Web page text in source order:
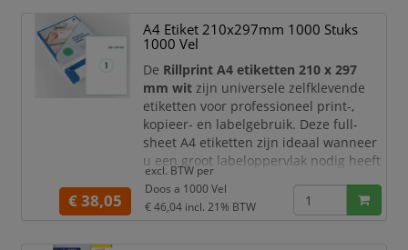
Dankzij de universele kleeflaag zijn de
etiketten geschikt voor adressering,
verzending, archiver
A4 Etiket 210x297mm 1000 Stuks
1000 Vel
De Rillprint A4 etiketten 210 x 297
mm wit zijn universele zelfklevende
etiketten voor professioneel print-,
kopieer- en labelgebruik. Deze full-
sheet A4 etiketten zijn ideaal wanneer
u een groot labeloppervlak nodig heeft
voor verzendinformatie, productlabels,
waarschuwingsetiketten,
presentatiemateriaal, magazijnlabels of
€ 38,05
excl. BTW per
Doos a 1000 Vel
€ 46,04 incl. 21% BTW